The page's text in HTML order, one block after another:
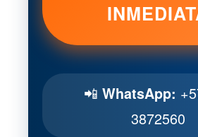
📲 WhatsApp:
3872560